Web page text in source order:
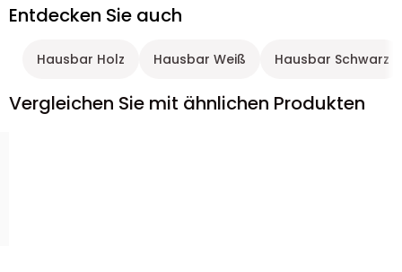
Entdecken Sie auch
Hausbar Holz Hausbar Weiß Hausbar Schwarz
Vergleichen Sie mit ähnlichen Produkten